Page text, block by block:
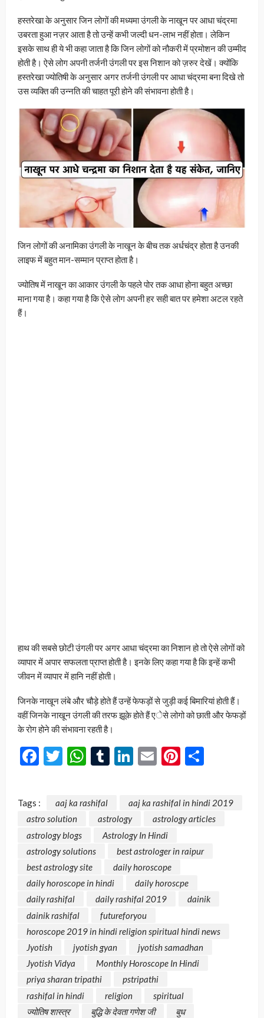
हस्तरेखा के अनुसार जिन लोगों की मध्यमा उंगली के नाखून पर आधा चंद्रमा
उबरता हुआ नज़र आता है तो उन्हें कभी जल्दी धन-लाभ नहीं होता। लेकिन
इसके साथ ही ये भी कहा जाता है कि जिन लोगों को नौकरी में प्रमोशन की उम्मीद
होती है। ऐसे लोग अपनी तर्जनी उंगली पर इस निशान को ज़रुर देखें। क्योंकि
हस्तरेखा ज्योतिषी के अनुसार अगर तर्जनी उंगली पर आधा चंद्रमा बना दिखे तो
उस व्यक्ति की उन्नति की चाहत पूरी होने की संभावना होती है।
जिन लोगों की अनामिका उंगली के नाखून के बीच तक अर्धचंद्र होता है उनकी
लाइफ में बहुत मान-सम्मान प्राप्त होता है।
ज्योतिष में नाखून का आकार उंगली के पहले पोर तक आधा होना बहुत अच्छा
माना गया है। कहा गया है कि ऐसे लोग अपनी हर सही बात पर हमेशा अटल रहते
हैं।
हाथ की सबसे छोटी उंगली पर अगर आधा चंद्रमा का निशान हो तो ऐसे लोगों को
व्यापार में अपार सफलता प्राप्त होती है। इनके लिए कहा गया है कि इन्हें कभी
जीवन में व्यापार में हानि नहीं होती।
जिनके नाखून लंबे और चौड़े होते हैं उन्हें फेफड़ों से जुड़ी कई बिमारियां होती हैं।
वहीं जिनके नाखून उंगली की तरफ झूके होते हैं एेसे लोगो को छाती और फेफड़ों
के रोग होने की संभावना रहती है।
Facebook
Twitter
WhatsApp
Tumblr
LinkedIn
EmailPinterest
Tags : aaj ka rashifal
aaj ka rashifal in hindi 2019
astro solution
astrology
astrology articles
astrology blogs
Astrology In Hindi
astrology solutions
best astrologer in raipur
best astrology site
daily horoscope
daily horoscope in hindi
daily horoscpe
daily rashifal
daily rashifal 2019
dainik
dainik rashifal
futureforyou
horoscope 2019 in hindi religion spiritual hindi news
Jyotish
jyotish gyan
jyotish samadhan
Jyotish Vidya
Monthly Horoscope In Hindi
priya sharan tripathi
pstripathi
rashifal in hindi
religion
spiritual
ज्योतिष शास्त्र
बुद्धि के देवता गणेश जी बुध